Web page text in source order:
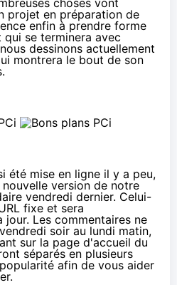
choses vont
projet en préparation de
enfin à prendre forme
se terminera avec
dessinons actuellement
montrera le bout de son
été mise en ligne il y a peu,
nouvelle version de notre
vendredi dernier. Celui-
fixe et sera
Les commentaires ne
soir au lundi matin,
sur la page d'accueil du
séparés en plusieurs
afin de vous aider